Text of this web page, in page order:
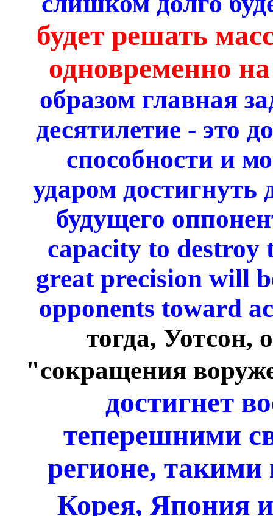
будет решать
одновременно
образом главная
десятилетие - это
способности и
ударом достигнуть
будущего
capacity to destroy
great precision will
opponents toward
тогда, Уотсон,
"сокращения
достигнет
теперешними
регионе,
Корея, Япония